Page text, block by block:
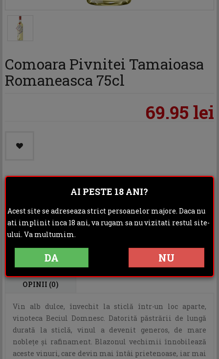
Comoara Pivnitei Tamaioasa
Romaneasca 75cl
69.95 lei
Distribuie:
Rating:
DESCRIERE INFORMATII ADITIONALE
OPINII (0)
Vin alb dulce, învechit la sticlă într-un loc aparte,
vinoteca Beciul Domnesc. Datorită păstrării de lungă
durată la sticlă, vinul a devenit generos, de mare
noblețe și rafinament. Blazonul vechimii înnobilează
aceste vinuri, care devin mai întâi prietenoase, iar mai
AI PESTE 18 ANI?
Acest site se adreseaza strict persoanelor majore. Daca nu
ati implinit inca 18 ani, va rugam sa nu vizitati restul site-
ului. Va multumim.
DA NU